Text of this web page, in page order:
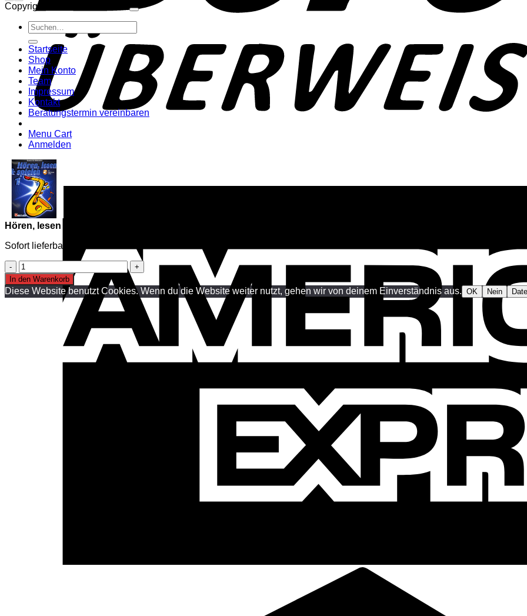
Copyright 2026 ©
Suchen
nach:
Startseite
Shop
Mein Konto
Team
Impressum
Kontakt
Beratungstermin vereinbaren
Menu Cart
Anmelden
Hören, lesen & spielen 1 Altsaxophon
Sofort lieferbar
Hören,
lesen
&
spielen
In den Warenkorb
Diese Website benutzt Cookies. Wenn du die Website weiter nutzt, gehen wir von deinem Einverständnis aus. OK Nein